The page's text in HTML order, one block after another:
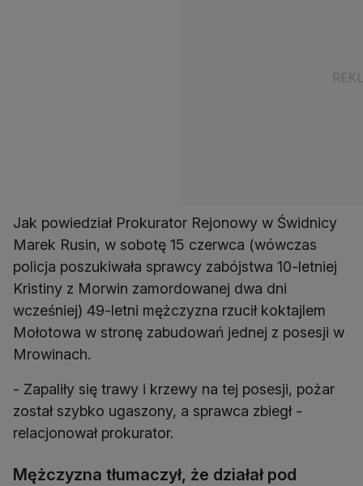
Jak powiedział Prokurator Rejonowy w Świdnicy
Marek Rusin, w sobotę 15 czerwca (wówczas
policja poszukiwała sprawcy zabójstwa 10-letniej
Kristiny z Morwin zamordowanej dwa dni
wcześniej) 49-letni mężczyzna rzucił koktajlem
Mołotowa w stronę zabudowań jednej z posesji w
Mrowinach.
- Zapaliły się trawy i krzewy na tej posesji, pożar
został szybko ugaszony, a sprawca zbiegł -
relacjonował prokurator.
Mężczyzna tłumaczył, że działał pod